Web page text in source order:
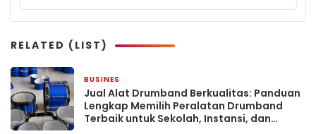
RELATED (LIST)
BUSINES
Jual Alat Drumband Berkualitas: Panduan
Lengkap Memilih Peralatan Drumband
Terbaik untuk Sekolah, Instansi, dan